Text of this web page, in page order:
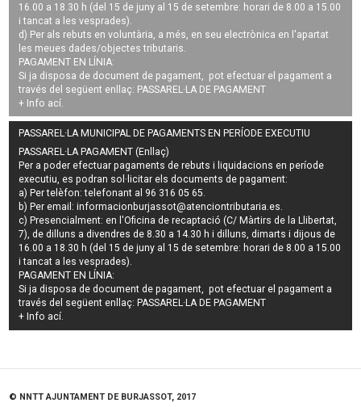
16.00 a 18.30 h (del 15 de juny al 15 de setembre: horari de 8.00 a 15.00
i tancat a les vesprades).
d) Per als rebuts en voluntària, a més, en seu electrònica en l'apartat
les meues dades/objectes tributaris.
PAGAMENT EN LÍNIA:
Si ja disposa de document de pagament, pot efectuar el pagament a
través del següent enllaç: PASSAREL·LA DE PAGAMENT
+ Info ací.
PASSAREL·LA MUNICIPAL DE PAGAMENTS EN PERÍODE EXECUTIU
PASSAREL·LA PAGAMENT (Enllaç)
Per a poder efectuar pagaments derebuts i liquidacions en període
executiu, es podran sol·licitar els documents de pagament:
a) Per telèfon: telefonant al 96 316 05 65.
b) Per email:informacionburjassot@atenciontributaria.es.
c) Presencialment: en l'Oficina de recaptació (C/ Màrtirs de la Llibertat,
7), de dilluns a divendres de 8.30 a 14.30 h i dilluns, dimarts i dijous de
16.00 a 18.30 h (del 15 de juny al 15 de setembre: horari de 8.00 a 15.00
i tancat a les vesprades).
PAGAMENT EN LÍNIA:
Si ja disposa de document de pagament, pot efectuar el pagament a
través del següent enllaç: PASSAREL·LA DE PAGAMENT
+ Info ací.
© NNTT AJUNTAMENT DE BURJASSOT, 2017